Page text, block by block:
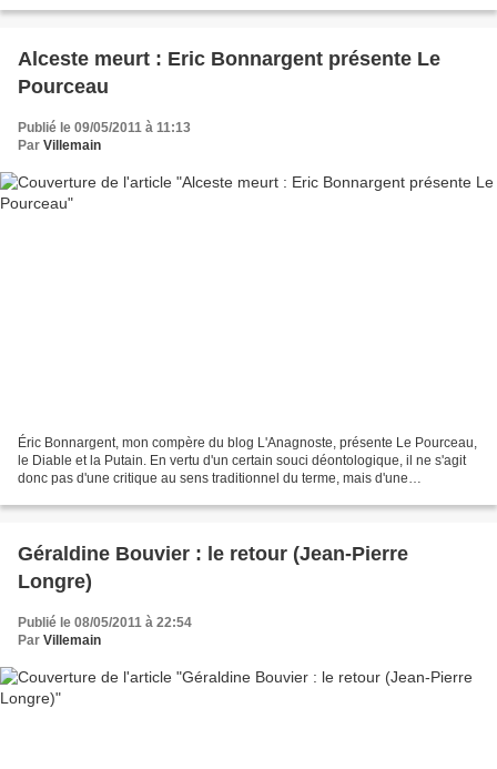
Alceste meurt : Eric Bonnargent présente Le
Pourceau
Publié le 09/05/2011 à 11:13
Par Villemain
Éric Bonnargent, mon compère du blog L'Anagnoste, présente Le Pourceau,
le Diable et la Putain. En vertu d'un certain souci déontologique, il ne s'agit
donc pas d'une critique au sens traditionnel du terme, mais d'une
Géraldine Bouvier : le retour (Jean-Pierre
Longre)
Publié le 08/05/2011 à 22:54
Par Villemain